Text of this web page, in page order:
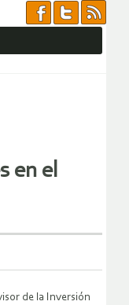
en el
de la Inversión